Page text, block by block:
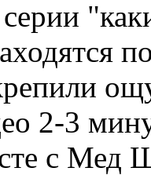
2-3
с Мед